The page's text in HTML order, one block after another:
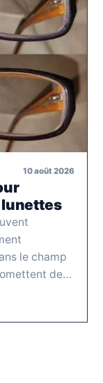
10 août 2026
lunettes
le champ
de…